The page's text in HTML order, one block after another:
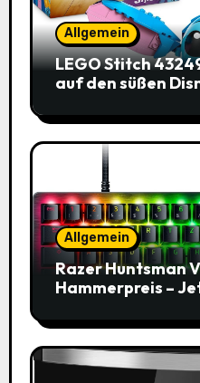
Allgemein
LEGO Stitch
auf den süßen
Allgemein
Razer Huntsman
Hammerpreis –